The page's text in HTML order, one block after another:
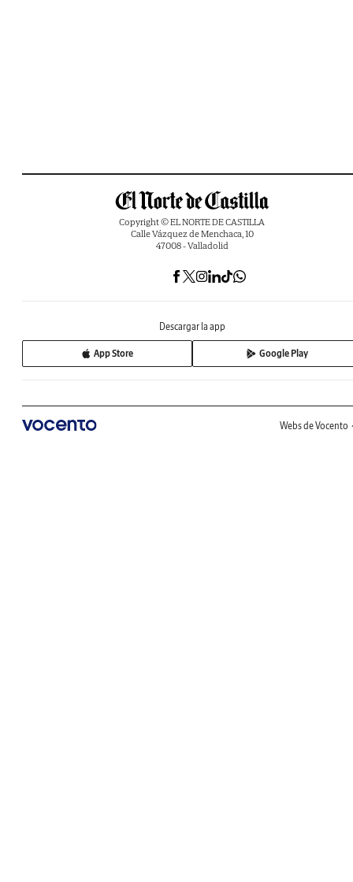
Copyright © EL NORTE DE CASTILLA
Calle Vázquez de Menchaca, 10
47008 - Valladolid
Descargar la app
App Store Google Play
Webs de Vocento